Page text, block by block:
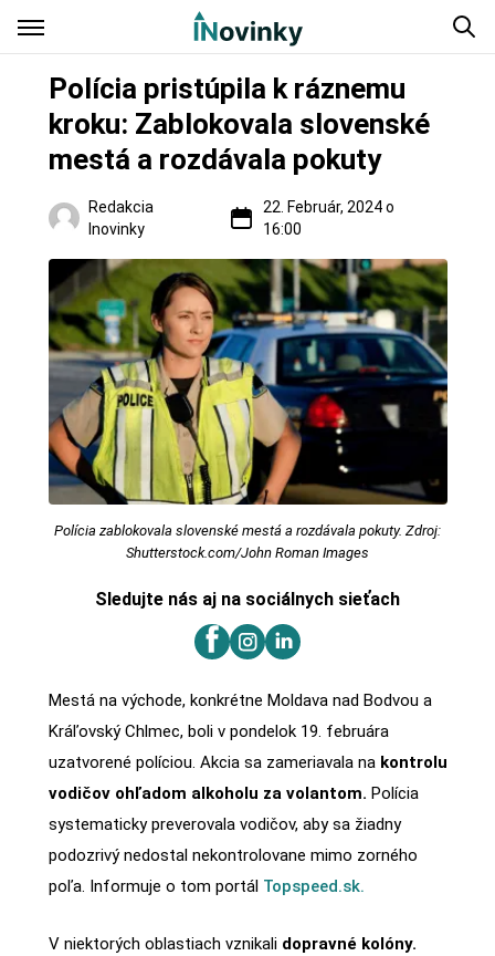
Polícia pristúpila k ráznemu
kroku: Zablokovala slovenské
mestá a rozdávala pokuty
Redakcia
Inovinky
22. Február, 2024 o
16:00
Zaujímavosti
Polícia zablokovala slovenské mestá a rozdávala pokuty. Zdroj:
Shutterstock.com/John Roman Images
Sledujte nás aj na sociálnych sieťach
Mestá na východe, konkrétne Moldava nad Bodvou a
Kráľovský Chlmec, boli v pondelok 19. februára
uzatvorené políciou. Akcia sa zameriavala na kontrolu
vodičov ohľadom alkoholu za volantom. Polícia
systematicky preverovala vodičov, aby sa žiadny
podozrivý nedostal nekontrolovane mimo zorného
poľa. Informuje o tom portál Topspeed.sk.
V niektorých oblastiach vznikalidopravné kolóny.